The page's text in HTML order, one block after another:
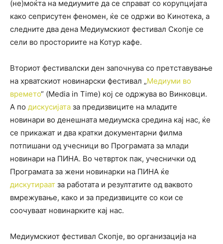
(не)моќта на медиумите да се справат со корупцијата
како сеприсутен феномен, ќе се одржи во Кинотека, а
следните два дена Медиумскиот фестивал Скопје се
сели во просториите на Котур кафе.
Вториот фестивалски ден започнува со претставување
на хрватскиот новинарски фестивал „Медиуми во
времето“ (Media in Time) кој се одржува во Винковци.
А по дискусијата за предизвиците на младите
новинари во денешната медиумска средина кај нас, ќе
се прикажат и два кратки документарни филма
потпишани од учесници во Програмата за млади
новинари на ПИНА. Во четврток пак, учеснички од
Програмата за жени новинарки на ПИНА ќе
дискутираат за работата и резултатите од ваквото
вмрежување, како и за предизвиците со кои се
соочуваат новинарките кај нас.
Медиумскиот фестивал Скопје, во организација на